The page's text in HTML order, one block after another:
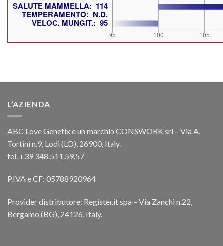
L’AZIENDA
ABC Love Genetix è un marchio CONSWORK srl – Via A.
Tortini n.9, Lodi (LO), 26900, Italy.
tel. +39 348.511.59.57
P.IVA e CF: 05788920964
Provider distributore: Register.it spa – Via Zanchi n.22,
Bergamo (BG), 24126, Italy.